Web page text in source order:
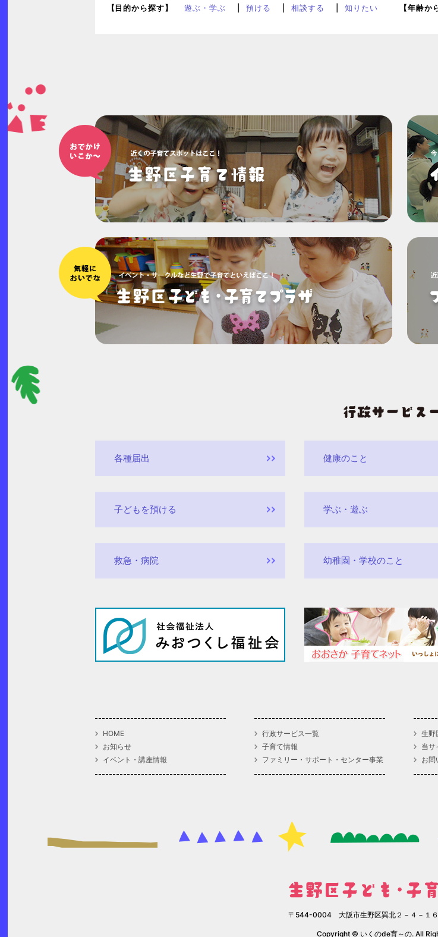
【目的から探す】 遊ぶ・学ぶ 預ける 相談する 知りたい 【年齢か
各種届出 健康のこと
子どもを預ける 学ぶ・遊ぶ
救急・病院 幼稚園・学校のこと
HOME
お知らせ
イベント・講座情報
行政サービス一覧
子育て情報
ファミリー・サポート・センター事業
生野
当サ
お問
〒544-0004 大阪市生野区巽北２－４－
Copyright © いくのde育～の. All